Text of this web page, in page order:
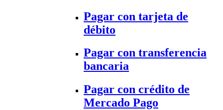
Pagar con tarjeta de
débito
Pagar con transferencia
bancaria
Pagar con crédito de
Mercado Pago